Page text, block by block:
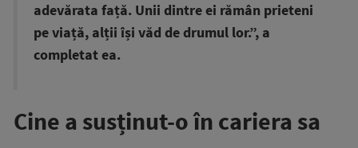
adevărata față. Unii dintre ei rămân prieteni
pe viață, alții își văd de drumul lor.”, a
completat ea.
Cine a susținut-o în cariera sa